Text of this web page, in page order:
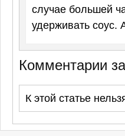
случае большей
удерживать соус.
Комментарии
К этой статье